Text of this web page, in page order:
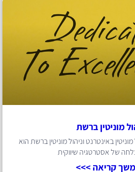
מוניטין ברשת
באינטרנט וניהול מוניטין ברשת הוא
של אסטרטגיה שיווקית
קריאה >>>